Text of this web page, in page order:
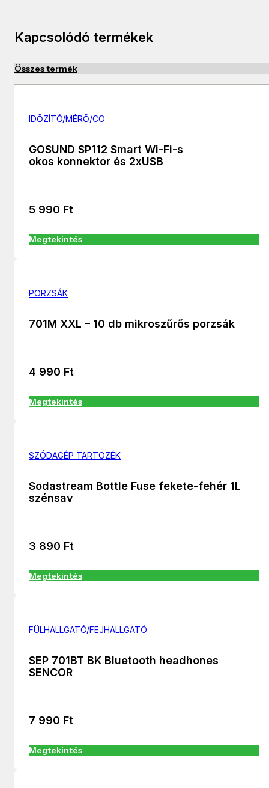
Kapcsolódó termékek
Összes termék
IDŐZÍTÓ/MÉRŐ/CO
GOSUND SP112 Smart Wi-Fi-s
okos konnektor és 2xUSB
5 990 Ft
Megtekintés
PORZSÁK
701M XXL – 10 db mikroszűrős porzsák
4 990 Ft
Megtekintés
SZÓDAGÉP TARTOZÉK
Sodastream Bottle Fuse fekete-fehér 1L
szénsav
3 890 Ft
Megtekintés
FÜLHALLGATÓ/FEJHALLGATÓ
SEP 701BT BK Bluetooth headhones
SENCOR
7 990 Ft
Megtekintés